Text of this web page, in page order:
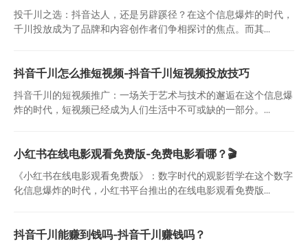
投千川之选：抖音达人，还是另辟蹊径？在这个信息爆炸的时代，
千川投放成为了品牌和内容创作者们争相探讨的焦点。而其...
抖音千川怎么推短视频-抖音千川短视频投放技巧
抖音千川的短视频推广：一场关于艺术与技术的邂逅在这个信息爆
炸的时代，短视频已经成为人们生活中不可或缺的一部分。...
小红书在线电影观看免费版-免费电影看哪？🎬
《小红书在线电影观看免费版》：数字时代的观影哲学在这个数字
化信息爆炸的时代，小红书平台推出的在线电影观看免费版...
抖音千川能赚到钱吗-抖音千川赚钱吗？